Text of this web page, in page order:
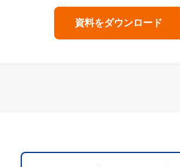
資料をダウンロード